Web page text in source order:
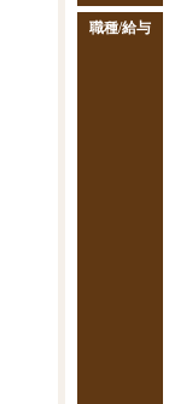
職種/給与